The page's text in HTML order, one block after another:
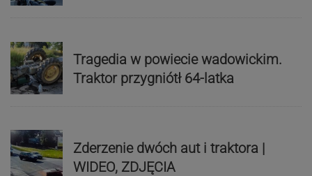
Tragedia w powiecie wadowickim.
Traktor przygniótł 64-latka
Zderzenie dwóch aut i traktora |
WIDEO, ZDJĘCIA